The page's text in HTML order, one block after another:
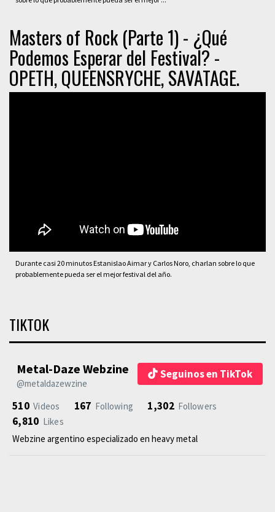
Masters of Rock (Parte 1) - ¿Qué
Podemos Esperar del Festival? -
OPETH, QUEENSRYCHE, SAVATAGE.
Durante casi 20 minutos Estanislao Aimar y Carlos Noro, charlan sobre lo que
probablemente pueda ser el mejor festival del año.
TIKTOK
Metal-Daze Webzine
@metaldazewzine
Seguinos en TikTok
510 Videos 167 Following 1,302 Followers
6,810 Likes
Webzine argentino especializado en heavy metal